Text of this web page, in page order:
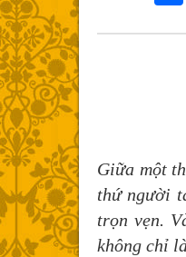
Giữa một
thứ người
trọn vẹn.
không chỉ